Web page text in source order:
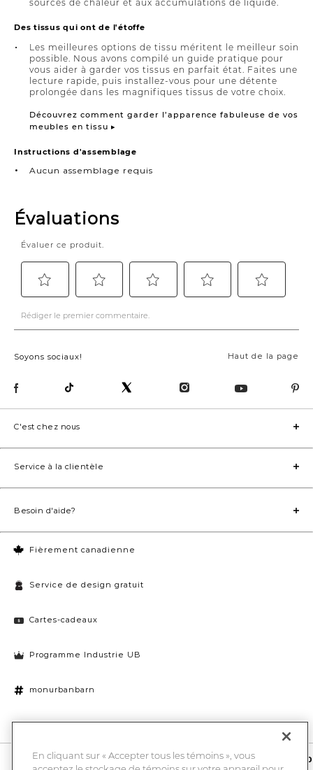
sources de chaleur et aux accumulations de liquide.
Des tissus qui ont de l'étoffe
Les meilleures options de tissu méritent le meilleur soin
possible. Nous avons compilé un guide pratique pour
vous aider à garder vos tissus en parfait état. Faites une
lecture rapide, puis installez-vous pour une détente
prolongée dans les magnifiques tissus de votre choix.
Découvrez comment garder l’apparence fabuleuse de vos
meubles en tissu ▸
Instructions d'assemblage
Aucun assemblage requis
Haut de la page
Soyons sociaux!
Fièrement canadienne
Service de design gratuit
Cartes-cadeaux
Programme Industrie UB
monurbanbarn
Paramètres des témoins
C'est chez nous
Service à la clientèle
Besoin d'aide?
10 % de rabais et la chance de gagner une carte-cadeau UB de 1000
En cliquant sur « Accepter tous les témoins », vous